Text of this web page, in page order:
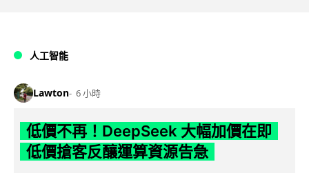
人工智能
Lawton 6 小時
低價不再！DeepSeek 大幅加價在即
低價搶客反釀運算資源告急